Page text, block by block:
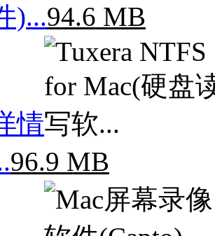
)...94.6 MB
情
96.9 MB